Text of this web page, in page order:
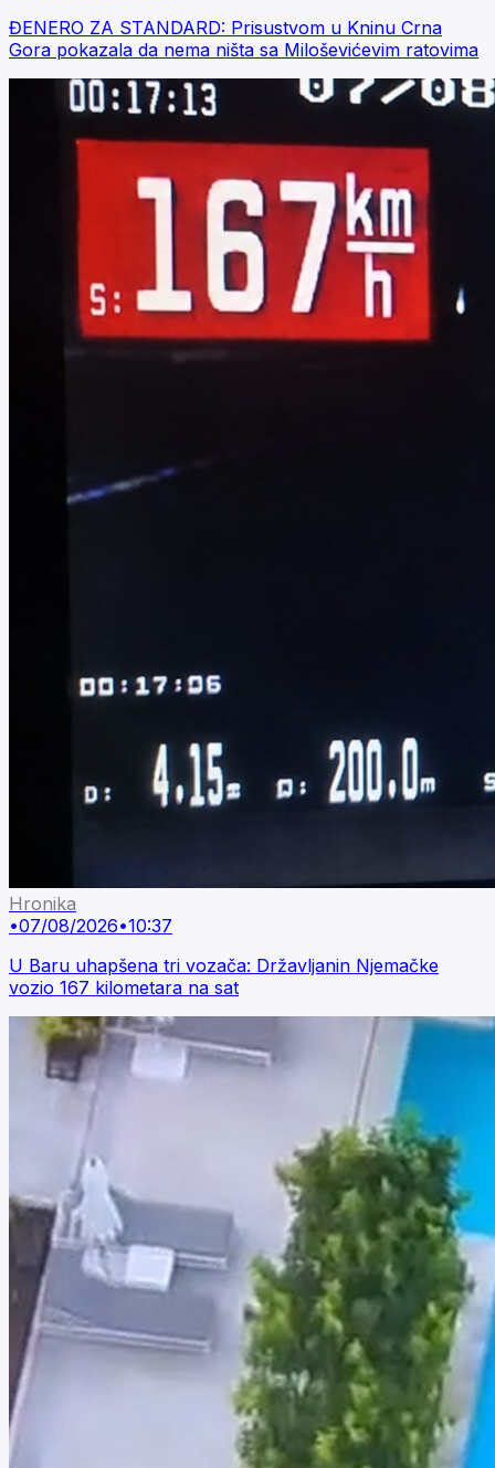
ĐENERO ZA STANDARD: Prisustvom u Kninu Crna
Gora pokazala da nema ništa sa Miloševićevim ratovima
Hronika
•07/08/2026•10:37
U Baru uhapšena tri vozača: Državljanin Njemačke
vozio 167 kilometara na sat